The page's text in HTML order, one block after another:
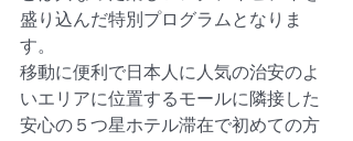
盛り込んだ特別プログラムとなりま
す。
移動に便利で日本人に人気の治安のよ
いエリアに位置するモールに隣接した
安心の５つ星ホテル滞在で初めての方